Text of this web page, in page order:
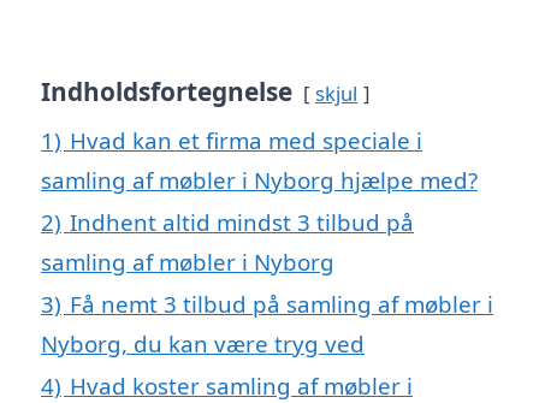
Indholdsfortegnelse skjul
1) Hvad kan et firma med speciale i
samling af møbler i Nyborg hjælpe med?
2) Indhent altid mindst 3 tilbud på
samling af møbler i Nyborg
3) Få nemt 3 tilbud på samling af møbler i
Nyborg, du kan være tryg ved
4) Hvad koster samling af møbler i